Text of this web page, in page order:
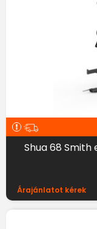
Shua 68
Árajánlatot kérek